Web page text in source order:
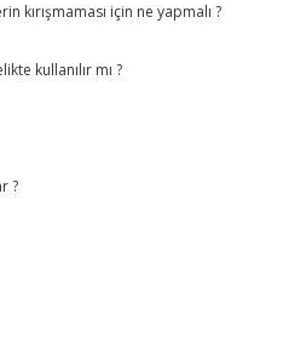
kırışmaması için ne yapmalı ?
kullanılır mı ?
?